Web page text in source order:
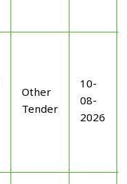
Other
Tender
10-
08-
2026